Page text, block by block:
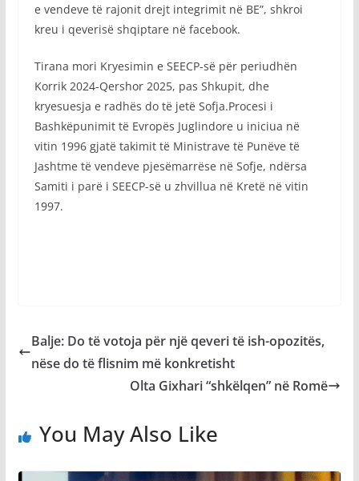
e vendeve të rajonit drejt integrimit në BE”, shkroi
kreu i qeverisë shqiptare në facebook.
Tirana mori Kryesimin e SEECP-së për periudhën
Korrik 2024-Qershor 2025, pas Shkupit, dhe
kryesuesja e radhës do të jetë Sofja.Procesi i
Bashkëpunimit të Evropës Juglindore u iniciua në
vitin 1996 gjatë takimit të Ministrave të Punëve të
Jashtme të vendeve pjesëmarrëse në Sofje, ndërsa
Samiti i parë i SEECP-së u zhvillua në Kretë në vitin
1997.
Balje: Do të votoja për një qeveri të ish-opozitës,
nëse do të flisnim më konkretisht
Olta Gixhari “shkëlqen” në Romë
You May Also Like